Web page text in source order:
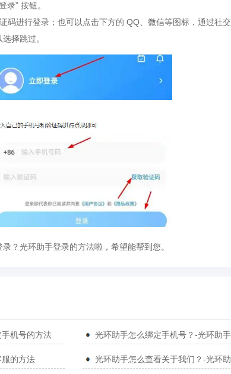
录” 按钮。
码进行登录；也可以点击下方的 QQ、微信等图标，通过社
择跳过。
？光环助手登录的方法啦，希望能帮到您。
机号的方法 光环助手怎么绑定手机号？-光环助
的方法